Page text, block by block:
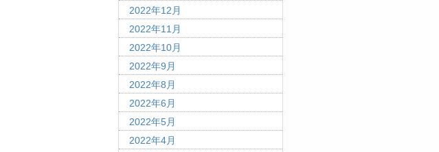
2022年12月
2022年11月
2022年10月
2022年9月
2022年8月
2022年6月
2022年5月
2022年4月